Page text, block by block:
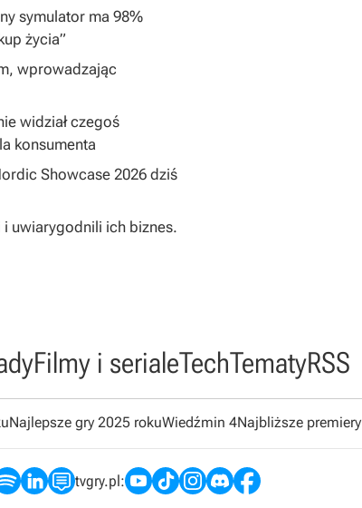
symulator ma 98%
życia”
wprowadzając
widział czegoś
konsumenta
Showcase 2026 dziś
uwiarygodnili ich biznes.
Filmy i serialeTechTematyRSS
Najlepsze gry 2025 rokuWiedźmin 4Najbliższe premiery
tvgry.pl: